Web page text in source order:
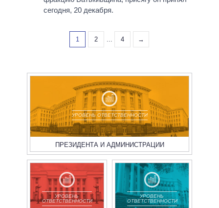
сегодня, 20 декабря.
1 2 ... 4 →
УРОВЕНЬ ОТВЕТСТВЕННОСТИ
ПРЕЗИДЕНТА И АДМИНИСТРАЦИИ
УРОВЕНЬ
ОТВЕТСТВЕННОСТИ
УРОВЕНЬ
ОТВЕТСТВЕННОСТИ